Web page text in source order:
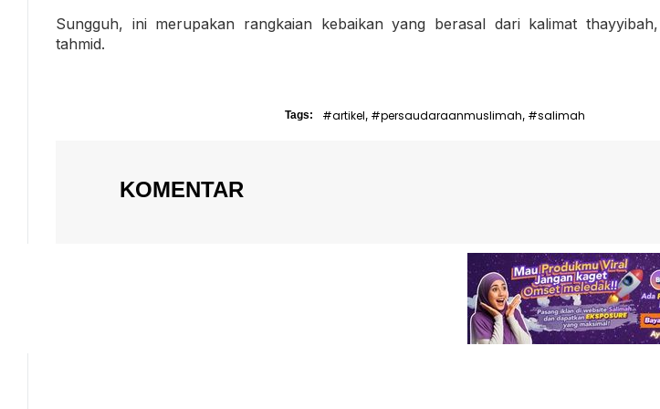
Sungguh, ini merupakan rangkaian kebaikan yang berasal dari kalimat
tahmid.
Tags: #artikel, #persaudaraanmuslimah, #salimah
KOMENTAR